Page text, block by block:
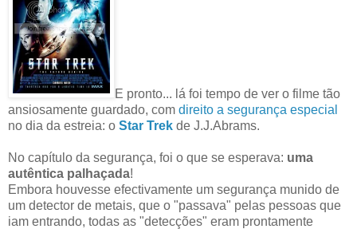
E pronto... lá foi tempo de ver o filme tão
ansiosamente guardado, com direito a segurança especial
no dia da estreia: o Star Trek de J.J.Abrams.
No capítulo da segurança, foi o que se esperava: uma
autêntica palhaçada!
Embora houvesse efectivamente um segurança munido de
um detector de metais, que o "passava" pelas pessoas que
iam entrando, todas as "detecções" eram prontamente